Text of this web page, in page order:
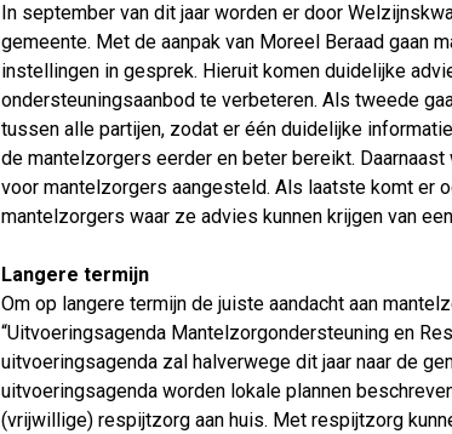
In september van dit jaar worden er door
gemeente. Met de aanpak van Moreel Beraad gaan
instellingen in gesprek. Hieruit komen duidelijke
ondersteuningsaanbod te verbeteren. Als tweede
tussen alle partijen, zodat er één duidelijke
de mantelzorgers eerder en beter bereikt.
voor mantelzorgers aangesteld. Als laatste komt er
mantelzorgers waar ze advies kunnen krijgen van
Langere termijn
Om op langere termijn de juiste aandacht aan
“Uitvoeringsagenda Mantelzorgondersteuning en
uitvoeringsagenda zal halverwege dit jaar naar de
uitvoeringsagenda worden lokale plannen
(vrijwillige) respijtzorg aan huis. Met respijtzorg